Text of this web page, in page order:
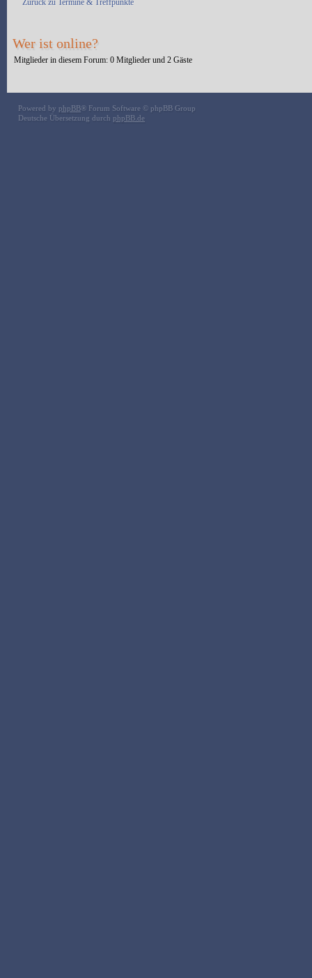
Zurück zu Termine & Treffpunkte
Wer ist online?
Mitglieder in diesem Forum: 0 Mitglieder und 2 Gäste
Powered by phpBB® Forum Software © phpBB Group
Deutsche Übersetzung durch phpBB.de